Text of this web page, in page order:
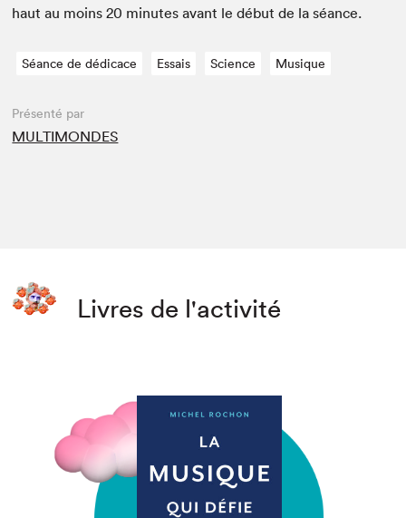
haut au moins20 min­utes avant le début de la séance.
Séance de dédicace Essais Science Musique
Présenté par
MULTIMONDES
Livres de l'activité